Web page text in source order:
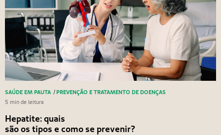
SAÚDE EM PAUTA / PREVENÇÃO E TRATAMENTO DE DOENÇAS
5 min de leitura
Hepatite: quais
são os tipos e como se prevenir?